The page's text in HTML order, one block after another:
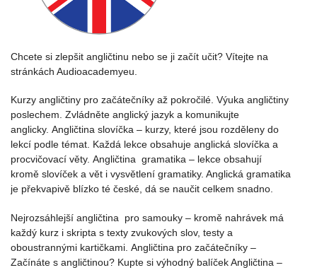
Chcete si zlepšit angličtinu nebo se ji začít učit? Vítejte na
stránkách Audioacademyeu.
Kurzy angličtiny pro začátečníky až pokročilé. Výuka angličtiny
poslechem. Zvládněte anglický jazyk a komunikujte
anglicky. Angličtina slovíčka – kurzy, které jsou rozděleny do
lekcí podle témat. Každá lekce obsahuje anglická slovíčka a
procvičovací věty. Angličtina gramatika – lekce obsahují
kromě slovíček a vět i vysvětlení gramatiky. Anglická gramatika
je překvapivě blízko té české, dá se naučit celkem snadno.
Nejrozsáhlejší angličtina pro samouky – kromě nahrávek má
každý kurz i skripta s texty zvukových slov, testy a
oboustrannými kartičkami. Angličtina pro začátečníky –
Začínáte s angličtinou? Kupte si výhodný balíček Angličtina –